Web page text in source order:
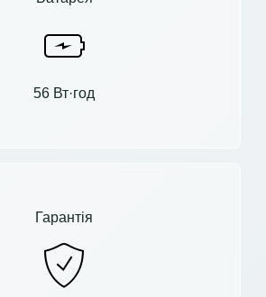
56 Вт·год
Гарантія